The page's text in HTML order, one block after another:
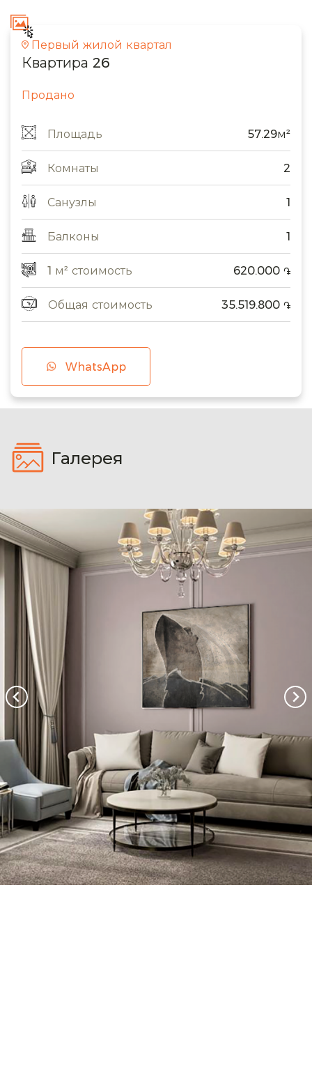
Первый жилой квартал
Квартира 26
Продано
Площадь 57.29м²
Комнаты 2
Санузлы 1
Балконы 1
1 м² стоимость 620.000 ֏
Общая стоимость 35.519.800 ֏
WhatsApp
Галерея